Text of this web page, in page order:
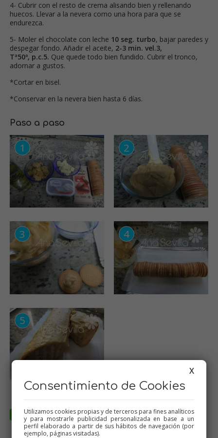
4- Cubrir con el resto de crema alisando bien y rellenando
huecos. Llevar a la nevera como una hora para que se
endurezca.
5- Moler el chocolate con leche 10 seg. turbo, bajar paredes y
despegar fondo. Añadir el aceite, 2-3 min. vel.3,
Tª50º, p.c.5. Que quede todo bien fundido. Cubrir el tronco,
adornar a gustos.
*Cortar en bisel.
*Conservar en la nevera bien hasta 6 días.
Paso a paso
X
Consentimiento de Cookies
Utilizamos cookies propias y de terceros para fines analíticos
y para mostrarle publicidad personalizada en base a un
perfil elaborado a partir de sus hábitos de navegación (por
ejemplo, páginas visitadas).